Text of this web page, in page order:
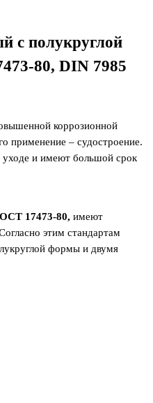
с полукруглой
80, DIN 7985
коррозионной
применение – судостроение.
уходе и имеют большой срок
17473-80, имеют
этим стандартам
формы и двумя